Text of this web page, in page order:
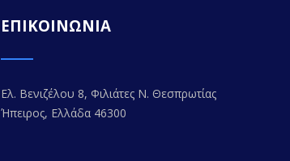
ΕΠΙΚΟΙΝΩΝΙΑ
Ελ. Βενιζέλου 8, Φιλιάτες Ν. Θεσπρωτίας
Ήπειρος, Ελλάδα 46300